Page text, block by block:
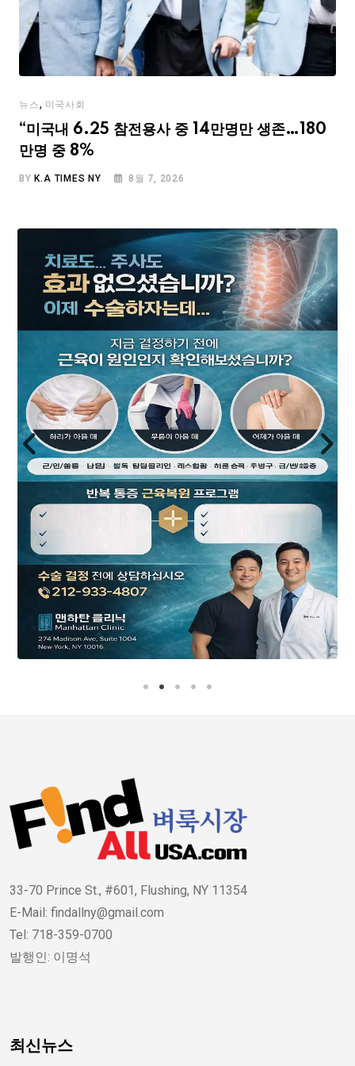
뉴스, 미국사회
“미국내 6.25 참전용사 중 14만명만 생존…180
만명 중 8%
BY K.A TIMES NY 8월 7, 2026
33-70 Prince St., #601, Flushing, NY 11354
E-Mail: findallny@gmail.com
Tel: 718-359-0700
발행인: 이명석
최신뉴스